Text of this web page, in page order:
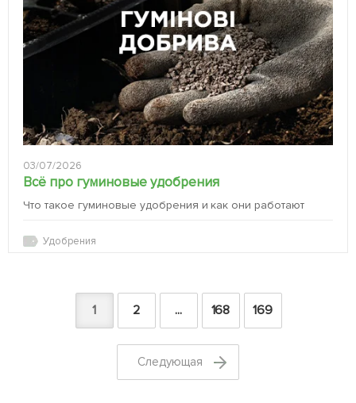
03/07/2026
Всё про гуминовые удобрения
Что такое гуминовые удобрения и как они работают
Удобрения
1 2 ... 168 169
Cледующая